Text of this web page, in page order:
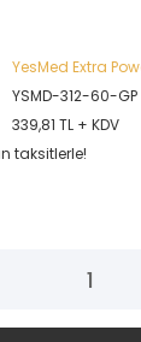
YesMed Extra
YSMD-312-60-GP
339,81 TL + KDV
taksitlerle!